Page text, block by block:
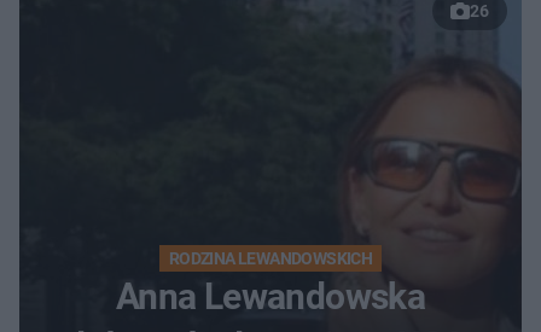
26
RODZINA LEWANDOWSKICH
Anna Lewandowska